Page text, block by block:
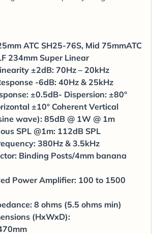
ATC SH25-76S, Mid 75mmATC
234mm Super Linear
±2dB: 70Hz – 20kHz
-6dB: 40Hz & 25kHz
±0.5dB- Dispersion: ±80°
±10° Coherent Vertical
wave): 85dB @ 1W @ 1m
SPL @1m: 112dB SPL
380Hz & 3.5kHz
Binding Posts/4mm banana
Power Amplifier: 100 to 1500
8 ohms (5.5 ohms min)
(HxWxD):